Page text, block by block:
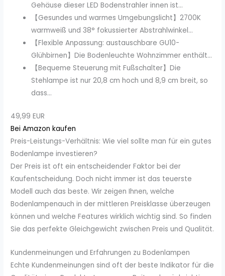
Gehäuse dieser LED Bodenstrahler innen ist...
【Gesundes und warmes Umgebungslicht】2700K
warmweiß und 38° fokussierter Abstrahlwinkel...
【Flexible Anpassung: austauschbare GU10-
Glühbirnen】Die Bodenleuchte Wohnzimmer enthält...
【Bequeme Steuerung mit Fußschalter】Die
Stehlampe ist nur 20,8 cm hoch und 8,9 cm breit, so
dass...
49,99 EUR
Bei Amazon kaufen
Preis-Leistungs-Verhältnis: Wie viel sollte man für ein gutes
Bodenlampe investieren?
Der Preis ist oft ein entscheidender Faktor bei der
Kaufentscheidung. Doch nicht immer ist das teuerste
Modell auch das beste. Wir zeigen Ihnen, welche
Bodenlampenauch in der mittleren Preisklasse überzeugen
können und welche Features wirklich wichtig sind. So finden
Sie das perfekte Gleichgewicht zwischen Preis und Qualität.
Kundenmeinungen und Erfahrungen zu Bodenlampen
Echte Kundenmeinungen sind oft der beste Indikator für die